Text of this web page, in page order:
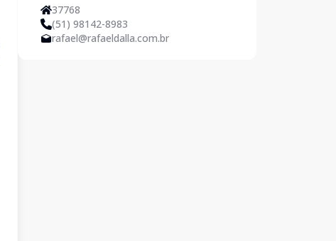
37768
(51) 98142-8983
rafael@rafaeldalla.com.br